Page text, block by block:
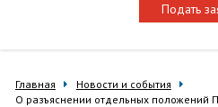
Подать
Главная
Новости и события
О разъяснении отдельных положений